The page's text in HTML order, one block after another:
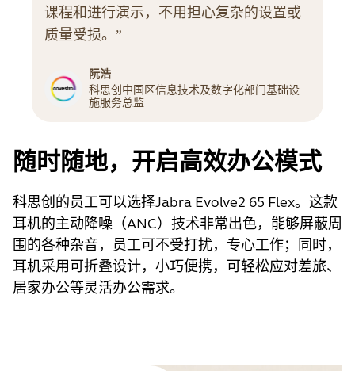
课程和进行演示，不用担心复杂的设置或
质量受损。”
阮浩
科思创中国区信息技术及数字化部门基础设
施服务总监
随时随地，开启高效办公模式
科思创的员工可以选择Jabra Evolve2 65 Flex。这款
耳机的主动降噪（ANC）技术非常出色，能够屏蔽周
围的各种杂音，员工可不受打扰，专心工作；同时，
耳机采用可折叠设计，小巧便携，可轻松应对差旅、
居家办公等灵活办公需求。